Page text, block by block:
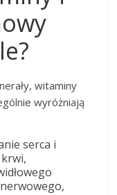
witaminy
wyróżniają
serca i